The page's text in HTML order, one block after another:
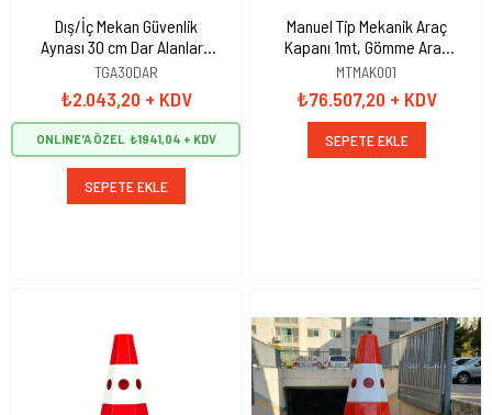
Dış/İç Mekan Güvenlik
Aynası 30 cm Dar Alanlara
Özel Geniş Açılı
TGA30DAR
₺2.043,20 + KDV
ONLINE'A ÖZEL ₺1941,04
SEPETE EKLE
Manuel Tip Mekanik Araç
Kapanı 1mt, Gömme Araç
Kapanı
MTMAK001
₺76.507,20 + KDV
SEPETE EKLE